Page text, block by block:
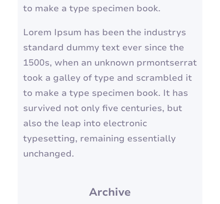
to make a type specimen book.
Lorem Ipsum has been the industrys
standard dummy text ever since the
1500s, when an unknown prmontserrat
took a galley of type and scrambled it
to make a type specimen book. It has
survived not only five centuries, but
also the leap into electronic
typesetting, remaining essentially
unchanged.
Archive